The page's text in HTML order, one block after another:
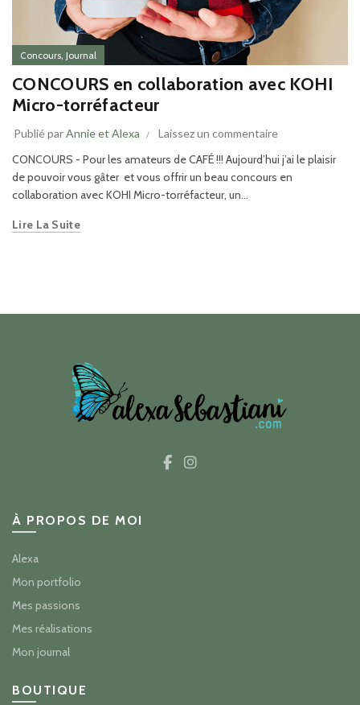
Concours, Journal
CONCOURS en collaboration avec KOHI
Micro-torréfacteur
Publié parAnnie et Alexa Laissez un commentaire
CONCOURS - Pour les amateurs de CAFÉ !!! Aujourd’hui j’ai le plaisir
de pouvoir vous gâter et vous offrir un beau concours en
collaboration avec KOHI Micro-torréfacteur, un...
Lire La Suite
À PROPOS DE MOI
Alexa
Mon portfolio
Mes passions
Mes réalisations
Mon journal
BOUTIQUE